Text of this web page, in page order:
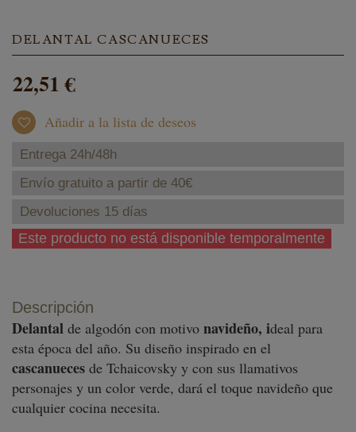
DELANTAL CASCANUECES
22,51 €
Añadir a la lista de deseos
Entrega 24h/48h
Envío gratuito a partir de 40€
Devoluciones 15 días
Este producto no está disponible temporalmente
Descripción
Delantal de algodón con motivo navideño, ideal para
esta época del año. Su diseño inspirado en el
cascanueces de Tchaicovsky y con sus llamativos
personajes y un color verde, dará el toque navideño que
cualquier cocina necesita.